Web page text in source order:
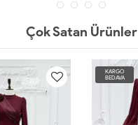
Çok Satan Ürünler
KARGO
BEDAVA